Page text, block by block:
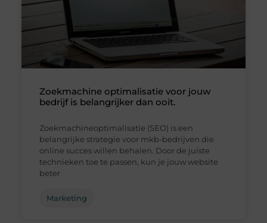
Zoekmachine optimalisatie voor jouw
bedrijf is belangrijker dan ooit.
Zoekmachineoptimalisatie (SEO) is een
belangrijke strategie voor mkb-bedrijven die
online succes willen behalen. Door de juiste
technieken toe te passen, kun je jouw website
beter
Marketing